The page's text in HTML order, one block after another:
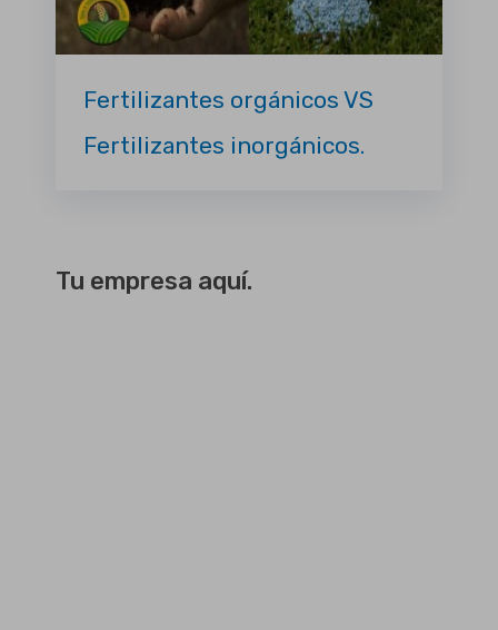
Fertilizantes orgánicos VS
Fertilizantes inorgánicos.
Tu empresa aquí.